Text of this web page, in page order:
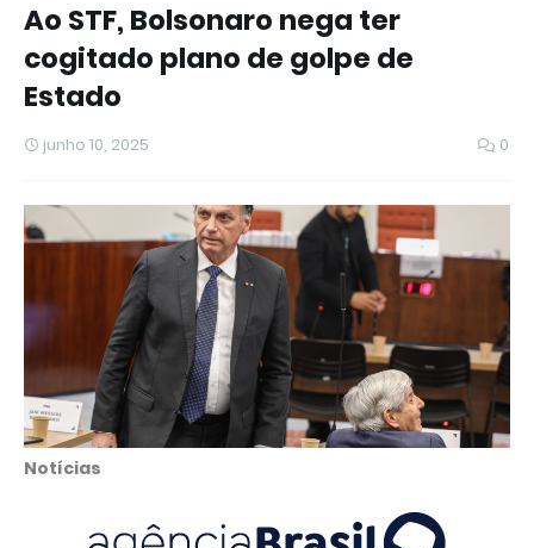
Ao STF, Bolsonaro nega ter
cogitado plano de golpe de
Estado
junho 10, 2025 0
Notícias